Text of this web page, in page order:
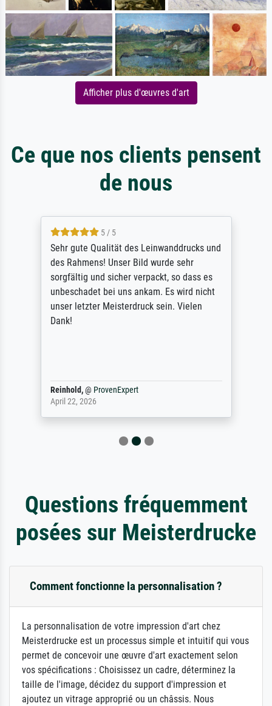
Afficher plus d'œuvres d'art
Ce que nos clients pensent
de nous
5 / 5
Sehr gute Qualität des Leinwanddrucks und
des Rahmens! Unser Bild wurde sehr
sorgfältig und sicher verpackt, so dass es
unbeschadet bei uns ankam. Es wird nicht
unser letzter Meisterdruck sein. Vielen
Dank!
Reinhold,@ ProvenExpert
April 22, 2026
Questions fréquemment
posées sur Meisterdrucke
Comment fonctionne la personnalisation ?
La personnalisation de votre impression d'art chez
Meisterdrucke est un processus simple et intuitif qui vous
permet de concevoir une œuvre d'art exactement selon
vos spécifications : Choisissez un cadre, déterminez la
taille de l'image, décidez du support d'impression et
ajoutez un vitrage approprié ou un châssis. Nous